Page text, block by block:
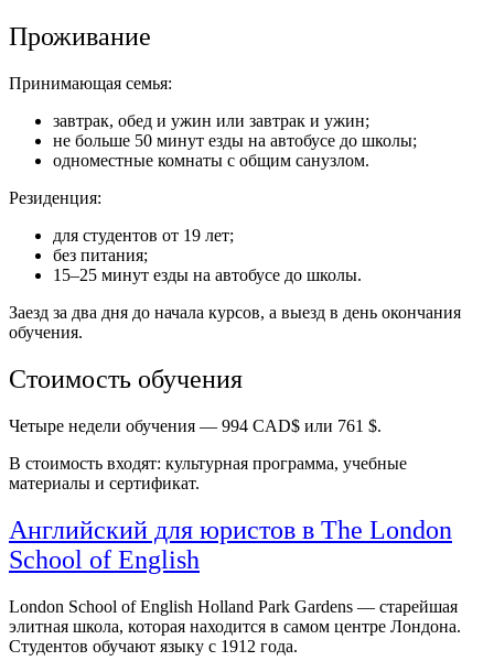
Проживание
Принимающая семья:
завтрак, обед и ужин или завтрак и ужин;
не больше 50 минут езды на автобусе до школы;
одноместные комнаты с общим санузлом.
Резиденция:
для студентов от 19 лет;
без питания;
15–25 минут езды на автобусе до школы.
Заезд за два дня до начала курсов, а выезд в день окончания
обучения.
Стоимость обучения
Четыре недели обучения — 994 CAD$ или 761 $.
В стоимость входят: культурная программа, учебные
материалы и сертификат.
Английский для юристов в The London
School of English
London School of English Holland Park Gardens — старейшая
элитная школа, которая находится в самом центре Лондона.
Студентов обучают языку с 1912 года.